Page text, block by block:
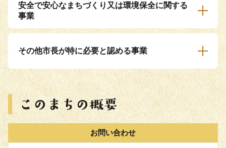
安全で安心なまちづくり又は環境保全に関する
事業
その他市長が特に必要と認める事業
お問い合わせ